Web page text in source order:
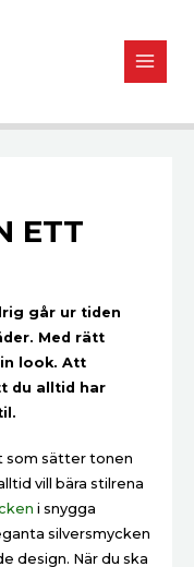
ETT
går ur tiden
Med rätt
look. Att
du alltid har
som sätter tonen
vill bära stilrena
i snygga
silversmycken
design. När du ska